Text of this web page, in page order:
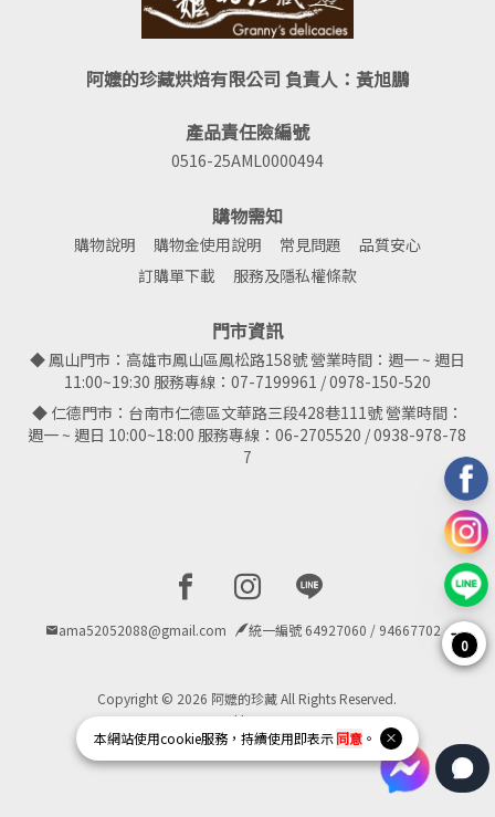
本網站使用cookie服務，持續使用即表示 同意。
阿嬤的珍藏烘焙有限公司 負責人：黃旭鵬
產品責任險編號
0516-25AML0000494
購物需知
購物說明 購物金使用說明 常見問題
品質安心
訂購單下載
服務及隱私權條款
門市資訊
◆ 鳳山門市：高雄市鳳山區鳳松路158號 營業時間：週一 ~ 週日
11:00~19:30 服務專線：07-7199961 / 0978-150-520
◆ 仁德門市：台南市仁德區文華路三段428巷111號 營業時間：
週一 ~ 週日 10:00~18:00 服務專線：06-2705520 / 0938-978-78
7
Facebook page
Instagram page
Line page
ama52052088@gmail.com 統一編號 64927060 / 94667702
Copyright © 2026 阿嬤的珍藏 All Rights Reserved.
Powered byBVSHOP.
0